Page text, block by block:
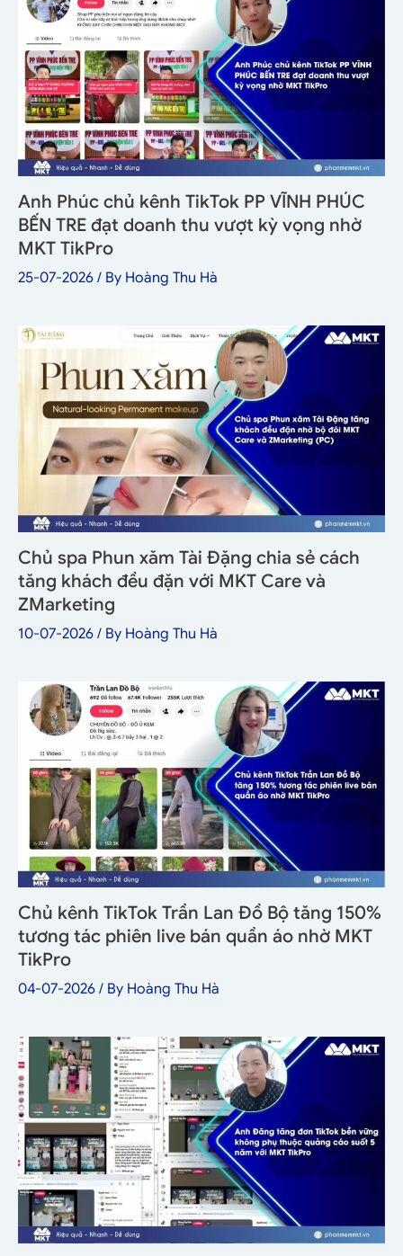
Anh Phúc chủ kênh TikTok PP VĨNH PHÚC
BẾN TRE đạt doanh thu vượt kỳ vọng nhờ
MKT TikPro
25-07-2026 / By Hoàng Thu Hà
Chủ spa Phun xăm Tài Đặng chia sẻ cách
tăng khách đều đặn với MKT Care và
ZMarketing
10-07-2026 / By Hoàng Thu Hà
Chủ kênh TikTok Trần Lan Đồ Bộ tăng 150%
tương tác phiên live bán quần áo nhờ MKT
TikPro
04-07-2026 / By Hoàng Thu Hà